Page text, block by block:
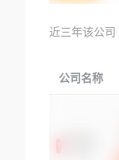
近三年该公
公司名称